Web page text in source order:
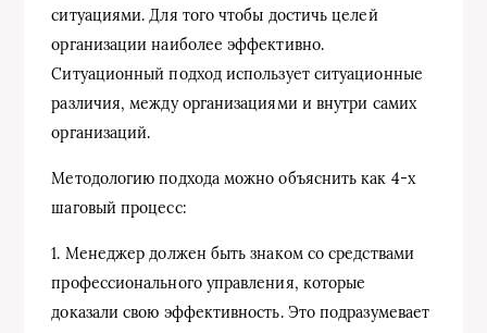
ситуациями. Для того чтобы достичь целей
организации наиболее эффективно.
Ситуационный подход использует ситуационные
различия, между организациями и внутри самих
организаций.
Методологию подхода можно объяснить как 4-х
шаговый процесс:
1. Менеджер должен быть знаком со средствами
профессионального управления, которые
доказали свою эффективность. Это подразумевает